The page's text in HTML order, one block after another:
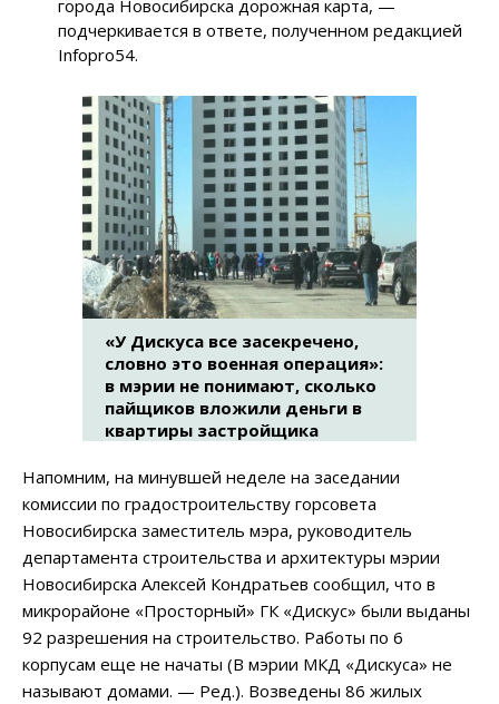
города Новосибирска дорожная карта, —
подчеркивается в ответе, полученном редакцией
Infopro54.
«У Дискуса все засекречено,
словно это военная операция»:
в мэрии не понимают, сколько
пайщиков вложили деньги в
квартиры застройщика
Напомним, на минувшей неделе на заседании
комиссии по градостроительству горсовета
Новосибирска заместитель мэра, руководитель
департамента строительства и архитектуры мэрии
Новосибирска Алексей Кондратьев сообщил, что в
микрорайоне «Просторный» ГК «Дискус» были выданы
92 разрешения на строительство. Работы по 6
корпусам еще не начаты (В мэрии МКД «Дискуса» не
называют домами. — Ред.). Возведены 86 жилых